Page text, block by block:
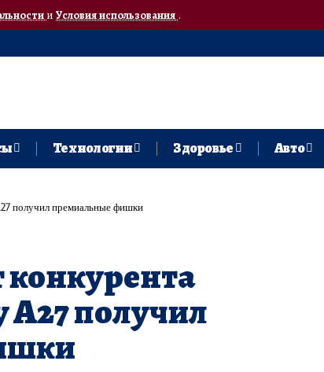
и Условия использования.
Технологии Здоровье Авто
получил премиальные фишки
конкурента
A27 получил